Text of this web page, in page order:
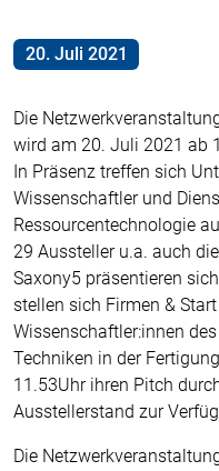
20. Juli 2021
Die
wird am 20. Juli 2021 ab
In Präsenz treffen sich
Wissenschaftler und
Ressourcentechnologie
29 Aussteller u.a. auch
Saxony5 präsentieren
stellen sich Firmen &
Wissenschaftler:innen
Techniken in der
11.53Uhr ihren Pitch
Ausstellerstand zur
Die